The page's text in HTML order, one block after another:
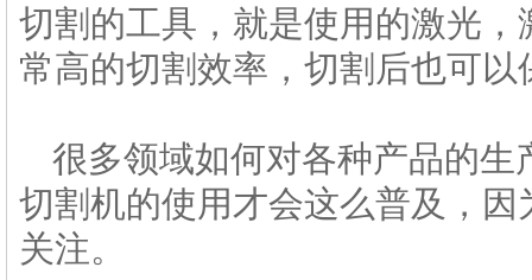
切割的工具，就是使用的激光
常高的切割效率，切割后也可
很多领域如何对各种产品的
切割机的使用才会这么普及，
关注。